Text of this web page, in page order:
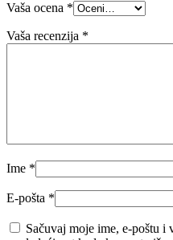
Vaša ocena *
Vaša recenzija *
Ime *
E-pošta *
Sačuvaj moje ime, e-poštu i